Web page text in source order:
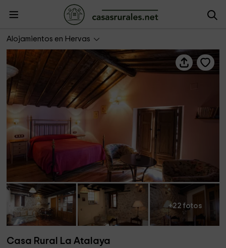
Alojamientos en Hervas
Casa Rural La Atalaya
+22 fotos
Casa Rural La Atalaya